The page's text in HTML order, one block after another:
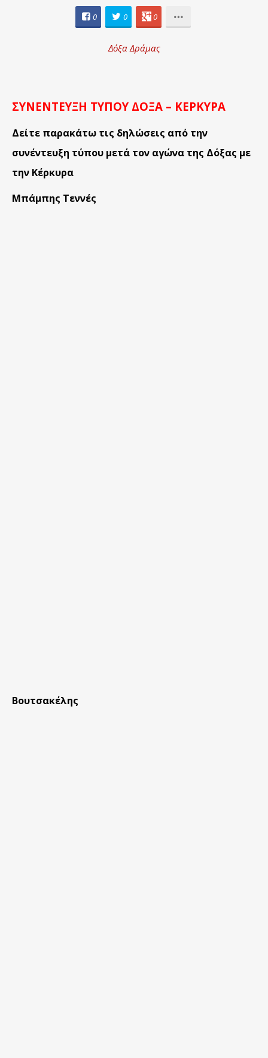
0 0 0
Δόξα Δράμας
ΣΥΝΕΝΤΕΥΞΗ ΤΥΠΟΥ ΔΟΞΑ – ΚΕΡΚΥΡΑ
Δείτε παρακάτω τις δηλώσεις από την
συνέντευξη τύπου μετά τον αγώνα της Δόξας με
την Κέρκυρα
Μπάμπης Τεννές
Βουτσακέλης